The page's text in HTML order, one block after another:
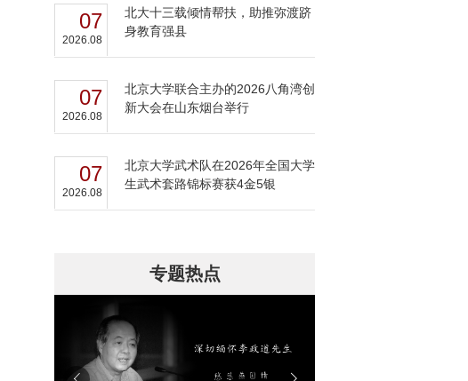
07
2026.08
北大十三载倾情帮扶，助推弥渡跻
身教育强县
07
2026.08
北京大学联合主办的2026八角湾创
新大会在山东烟台举行
07
2026.08
北京大学武术队在2026年全国大学
生武术套路锦标赛获4金5银
专题热点